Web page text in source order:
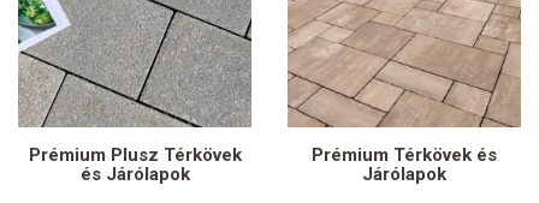
Prémium Plusz Térkövek
és Járólapok
Prémium Térkövek és
Járólapok